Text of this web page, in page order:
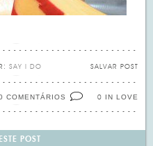
SALVAR POST
SAY I DO
0 IN LOVE
COMENTÁRIOS
POST